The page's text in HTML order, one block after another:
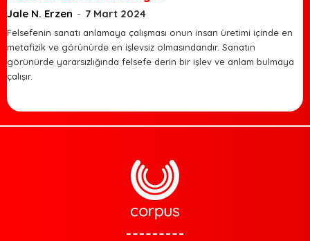
Jale N. Erzen - 7 Mart 2024
Felsefenin sanatı anlamaya çalışması onun insan üretimi içinde en
metafizik ve görünürde en işlevsiz olmasındandır. Sanatın
görünürde yararsızlığında felsefe derin bir işlev ve anlam bulmaya
çalışır.